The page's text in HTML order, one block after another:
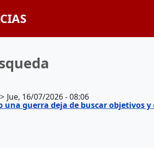
Jue, 16/07/2026 - 08:06
una guerra deja de buscar objetivos